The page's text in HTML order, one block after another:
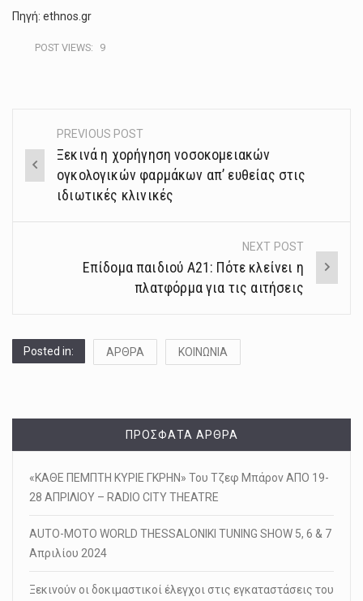
Πηγή: ethnos.gr
POST VIEWS: 9
Post
navigation
PREVIOUS POST
Ξεκινά η χορήγηση νοσοκομειακών
ογκολογικών φαρμάκων απ’ ευθείας στις
ιδιωτικές κλινικές
NEXT POST
Επίδομα παιδιού Α21: Πότε κλείνει η
πλατφόρμα για τις αιτήσεις
Posted in: ΑΡΘΡΑ ΚΟΙΝΩΝΙΑ
ΠΡΌΣΦΑΤΑ ΆΡΘΡΑ
«ΚΑΘΕ ΠΕΜΠΤΗ ΚΥΡΙΕ ΓΚΡΗΝ» Του Τζεφ Μπάρον ΑΠΟ 19-
28 ΑΠΡΙΛΙΟΥ – RADIO CITY THEATRE
AUTO-MOTO WORLD THESSALONIKI TUNING SHOW 5, 6 & 7
Απριλίου 2024
Ξεκινούν οι δοκιμαστικοί έλεγχοι στις εγκαταστάσεις του